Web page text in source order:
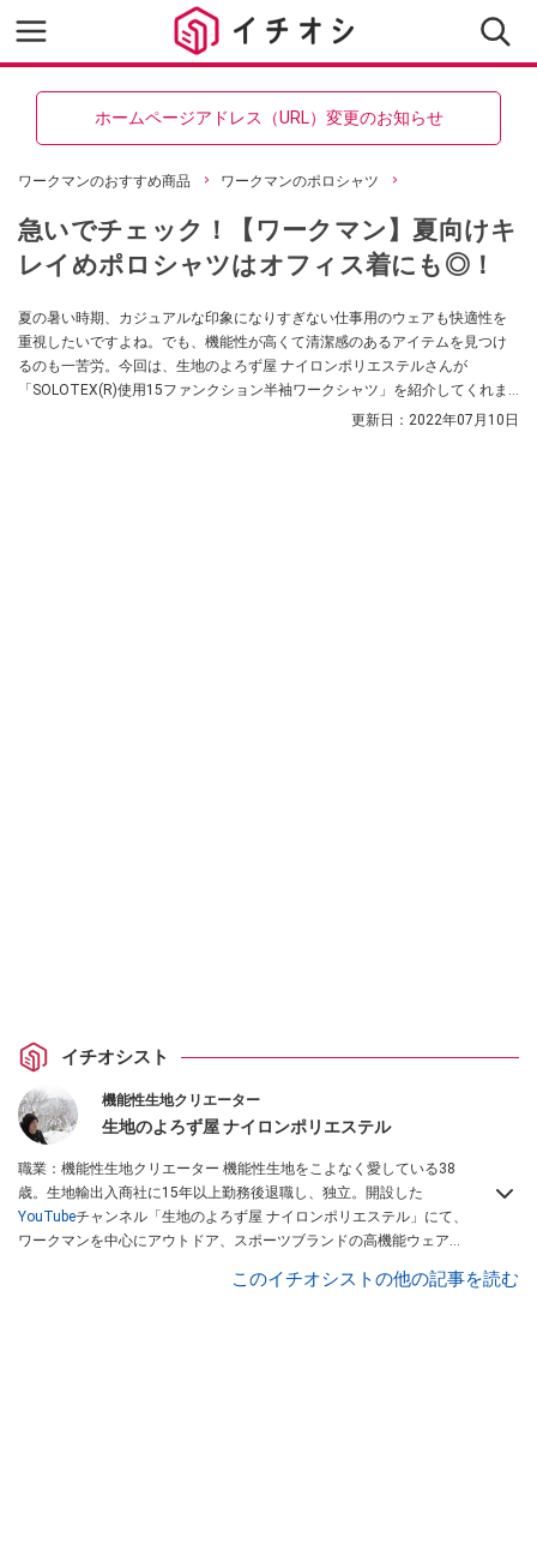
ホームページアドレス（URL）変更のお知らせ
ワークマンのおすすめ商品 ワークマンのポロシャツ
急いでチェック！【ワークマン】夏向けキ
レイめポロシャツはオフィス着にも◎！
夏の暑い時期、カジュアルな印象になりすぎない仕事用のウェアも快適性を
重視したいですよね。でも、機能性が高くて清潔感のあるアイテムを見つけ
るのも一苦労。今回は、生地のよろず屋 ナイロンポリエステルさんが
「SOLOTEX(R)使用15ファンクション半袖ワークシャツ」を紹介してくれま
した。デザイン性と機能性のバランスが良く、コスパも高いアイテムなんだ
更新日： 2022年07月10日
イチオシスト
機能性生地クリエーター
生地のよろず屋 ナイロンポリエステル
職業：機能性生地クリエーター 機能性生地をこよなく愛している38
歳。生地輸出入商社に15年以上勤務後退職し、独立。開設した
YouTubeチャンネル「生地のよろず屋 ナイロンポリエステル」にて、
ワークマンを中心にアウトドア、スポーツブランドの高機能ウェアを
このイチオシストの他の記事を読む